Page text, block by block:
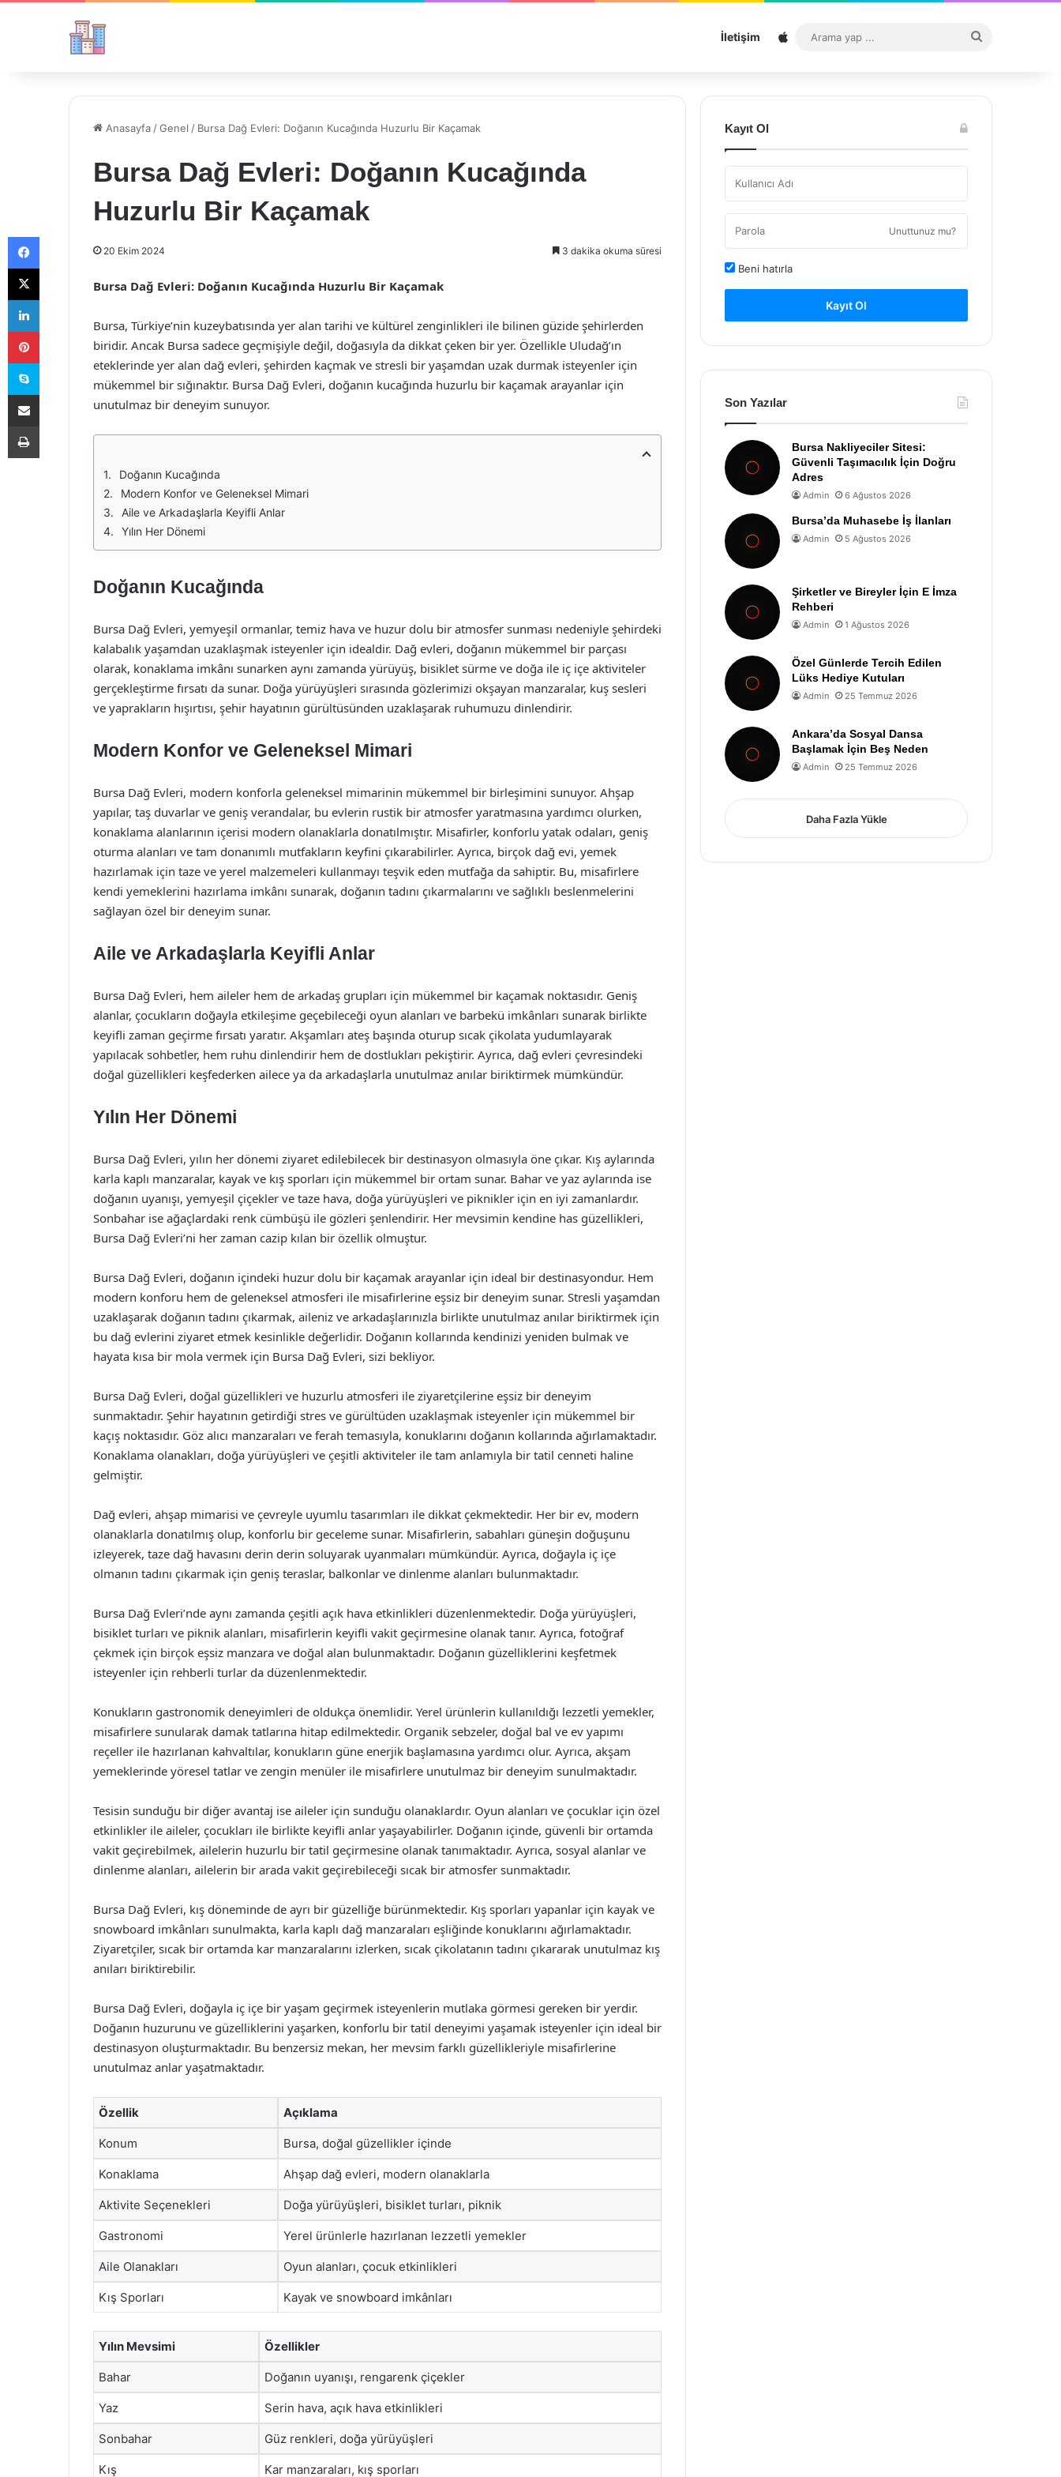
İletişim Sitemap
...
Anasayfa /Genel / Bursa Dağ Evleri: Doğanın Kucağında Huzurlu Bir Kaçamak
Bursa Dağ Evleri: Doğanın Kucağında
Huzurlu Bir Kaçamak
20 Ekim 2024 3 dakika okuma süresi
Bursa Dağ Evleri: Doğanın Kucağında Huzurlu Bir Kaçamak
Bursa, Türkiye’nin kuzeybatısında yer alan tarihi ve kültürel zenginlikleri ile bilinen güzide şehirlerden
biridir. Ancak Bursa sadece geçmişiyle değil, doğasıyla da dikkat çeken bir yer. Özellikle Uludağ’ın
eteklerinde yer alan dağ evleri, şehirden kaçmak ve stresli bir yaşamdan uzak durmak isteyenler için
mükemmel bir sığınaktır. Bursa Dağ Evleri, doğanın kucağında huzurlu bir kaçamak arayanlar için
unutulmaz bir deneyim sunuyor.
Doğanın Kucağında
Modern Konfor ve Geleneksel Mimari
Aile ve Arkadaşlarla Keyifli Anlar
Yılın Her Dönemi
Doğanın Kucağında
Bursa Dağ Evleri, yemyeşil ormanlar, temiz hava ve huzur dolu bir atmosfer sunması nedeniyle şehirdeki
kalabalık yaşamdan uzaklaşmak isteyenler için idealdir. Dağ evleri, doğanın mükemmel bir parçası
olarak, konaklama imkânı sunarken aynı zamanda yürüyüş, bisiklet sürme ve doğa ile iç içe aktiviteler
gerçekleştirme fırsatı da sunar. Doğa yürüyüşleri sırasında gözlerimizi okşayan manzaralar, kuş sesleri
ve yaprakların hışırtısı, şehir hayatının gürültüsünden uzaklaşarak ruhumuzu dinlendirir.
Modern Konfor ve Geleneksel Mimari
Bursa Dağ Evleri, modern konforla geleneksel mimarinin mükemmel bir birleşimini sunuyor. Ahşap
yapılar, taş duvarlar ve geniş verandalar, bu evlerin rustik bir atmosfer yaratmasına yardımcı olurken,
konaklama alanlarının içerisi modern olanaklarla donatılmıştır. Misafirler, konforlu yatak odaları, geniş
oturma alanları ve tam donanımlı mutfakların keyfini çıkarabilirler. Ayrıca, birçok dağ evi, yemek
hazırlamak için taze ve yerel malzemeleri kullanmayı teşvik eden mutfağa da sahiptir. Bu, misafirlere
kendi yemeklerini hazırlama imkânı sunarak, doğanın tadını çıkarmalarını ve sağlıklı beslenmelerini
sağlayan özel bir deneyim sunar.
Aile ve Arkadaşlarla Keyifli Anlar
Bursa Dağ Evleri, hem aileler hem de arkadaş grupları için mükemmel bir kaçamak noktasıdır. Geniş
alanlar, çocukların doğayla etkileşime geçebileceği oyun alanları ve barbekü imkânları sunarak birlikte
keyifli zaman geçirme fırsatı yaratır. Akşamları ateş başında oturup sıcak çikolata yudumlayarak
yapılacak sohbetler, hem ruhu dinlendirir hem de dostlukları pekiştirir. Ayrıca, dağ evleri çevresindeki
doğal güzellikleri keşfederken ailece ya da arkadaşlarla unutulmaz anılar biriktirmek mümkündür.
Yılın Her Dönemi
Bursa Dağ Evleri, yılın her dönemi ziyaret edilebilecek bir destinasyon olmasıyla öne çıkar. Kış aylarında
karla kaplı manzaralar, kayak ve kış sporları için mükemmel bir ortam sunar. Bahar ve yaz aylarında ise
doğanın uyanışı, yemyeşil çiçekler ve taze hava, doğa yürüyüşleri ve piknikler için en iyi zamanlardır.
Sonbahar ise ağaçlardaki renk cümbüşü ile gözleri şenlendirir. Her mevsimin kendine has güzellikleri,
Bursa Dağ Evleri’ni her zaman cazip kılan bir özellik olmuştur.
Bursa Dağ Evleri, doğanın içindeki huzur dolu bir kaçamak arayanlar için ideal bir destinasyondur. Hem
modern konforu hem de geleneksel atmosferi ile misafirlerine eşsiz bir deneyim sunar. Stresli yaşamdan
uzaklaşarak doğanın tadını çıkarmak, aileniz ve arkadaşlarınızla birlikte unutulmaz anılar biriktirmek için
bu dağ evlerini ziyaret etmek kesinlikle değerlidir. Doğanın kollarında kendinizi yeniden bulmak ve
hayata kısa bir mola vermek için Bursa Dağ Evleri, sizi bekliyor.
Bursa Dağ Evleri, doğal güzellikleri ve huzurlu atmosferi ile ziyaretçilerine eşsiz bir deneyim
sunmaktadır. Şehir hayatının getirdiği stres ve gürültüden uzaklaşmak isteyenler için mükemmel bir
kaçış noktasıdır. Göz alıcı manzaraları ve ferah temasıyla, konuklarını doğanın kollarında ağırlamaktadır.
Konaklama olanakları, doğa yürüyüşleri ve çeşitli aktiviteler ile tam anlamıyla bir tatil cenneti haline
gelmiştir.
Dağ evleri, ahşap mimarisi ve çevreyle uyumlu tasarımları ile dikkat çekmektedir. Her bir ev, modern
olanaklarla donatılmış olup, konforlu bir geceleme sunar. Misafirlerin, sabahları güneşin doğuşunu
izleyerek, taze dağ havasını derin derin soluyarak uyanmaları mümkündür. Ayrıca, doğayla iç içe
olmanın tadını çıkarmak için geniş teraslar, balkonlar ve dinlenme alanları bulunmaktadır.
Bursa Dağ Evleri’nde aynı zamanda çeşitli açık hava etkinlikleri düzenlenmektedir. Doğa yürüyüşleri,
bisiklet turları ve piknik alanları, misafirlerin keyifli vakit geçirmesine olanak tanır. Ayrıca, fotoğraf
çekmek için birçok eşsiz manzara ve doğal alan bulunmaktadır. Doğanın güzelliklerini keşfetmek
isteyenler için rehberli turlar da düzenlenmektedir.
Konukların gastronomik deneyimleri de oldukça önemlidir. Yerel ürünlerin kullanıldığı lezzetli yemekler,
misafirlere sunularak damak tatlarına hitap edilmektedir. Organik sebzeler, doğal bal ve ev yapımı
reçeller ile hazırlanan kahvaltılar, konukların güne enerjik başlamasına yardımcı olur. Ayrıca, akşam
yemeklerinde yöresel tatlar ve zengin menüler ile misafirlere unutulmaz bir deneyim sunulmaktadır.
Tesisin sunduğu bir diğer avantaj ise aileler için sunduğu olanaklardır. Oyun alanları ve çocuklar için özel
etkinlikler ile aileler, çocukları ile birlikte keyifli anlar yaşayabilirler. Doğanın içinde, güvenli bir ortamda
vakit geçirebilmek, ailelerin huzurlu bir tatil geçirmesine olanak tanımaktadır. Ayrıca, sosyal alanlar ve
dinlenme alanları, ailelerin bir arada vakit geçirebileceği sıcak bir atmosfer sunmaktadır.
Bursa Dağ Evleri, kış döneminde de ayrı bir güzelliğe bürünmektedir. Kış sporları yapanlar için kayak ve
snowboard imkânları sunulmakta, karla kaplı dağ manzaraları eşliğinde konuklarını ağırlamaktadır.
Ziyaretçiler, sıcak bir ortamda kar manzaralarını izlerken, sıcak çikolatanın tadını çıkararak unutulmaz kış
anıları biriktirebilir.
Bursa Dağ Evleri, doğayla iç içe bir yaşam geçirmek isteyenlerin mutlaka görmesi gereken bir yerdir.
Doğanın huzurunu ve güzelliklerini yaşarken, konforlu bir tatil deneyimi yaşamak isteyenler için ideal bir
destinasyon oluşturmaktadır. Bu benzersiz mekan, her mevsim farklı güzellikleriyle misafirlerine
unutulmaz anlar yaşatmaktadır.
Özellik Açıklama
Konum Bursa, doğal güzellikler içinde
Konaklama Ahşap dağ evleri, modern olanaklarla
Aktivite Seçenekleri Doğa yürüyüşleri, bisiklet turları, piknik
Gastronomi Yerel ürünlerle hazırlanan lezzetli yemekler
Aile Olanakları Oyun alanları, çocuk etkinlikleri
Kış Sporları Kayak ve snowboard imkânları
Yılın Mevsimi Özellikler
Bahar Doğanın uyanışı, rengarenk çiçekler
Yaz Serin hava, açık hava etkinlikleri
Sonbahar Güz renkleri, doğa yürüyüşleri
Kış Kar manzaraları, kış sporları
Kayıt Ol
Unuttunuz mu?
Beni hatırla
Kayıt Ol
Son Yazılar
Bursa Nakliyeciler Sitesi:
Güvenli Taşımacılık İçin Doğru
Adres
Admin 6 Ağustos 2026
Bursa’da Muhasebe İş İlanları
Admin 5 Ağustos 2026
Şirketler ve Bireyler İçin E İmza
Rehberi
Admin 1 Ağustos 2026
Özel Günlerde Tercih Edilen
Lüks Hediye Kutuları
Admin 25 Temmuz 2026
Ankara’da Sosyal Dansa
Başlamak İçin Beş Neden
Admin 25 Temmuz 2026
Daha Fazla Yükle
Facebook
X
LinkedIn
Pinterest
Skype
E-Posta ile paylaş